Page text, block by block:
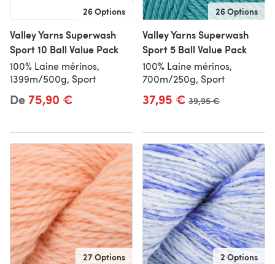
26 Options
Valley Yarns Superwash
Sport 10 Ball Value Pack
100% Laine mérinos,
1399m/500g, Sport
De 75,90 €
26 Options
Valley Yarns Superwash
Sport 5 Ball Value Pack
100% Laine mérinos,
700m/250g, Sport
37,95 € Ancien prix
39,95 €
27 Options 2 Options